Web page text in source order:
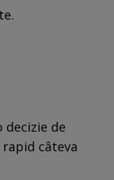
de
câteva